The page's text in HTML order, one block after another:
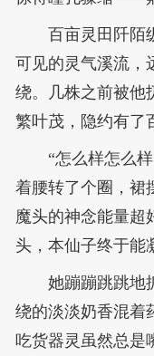
百亩灵田阡陌
可见的灵气溪流，
绕。几株之前被他
繁叶茂，隐约有了
“怎么样怎么
着腰转了个圈，裙
魔头的神念能量超
头，本仙子终于能
她蹦蹦跳跳地
绕的淡淡奶香混着
吃货器灵虽然总是